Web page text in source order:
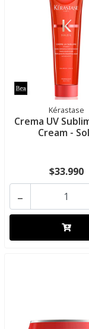
Kérastase
Crema UV
Cream -
$33.990
-